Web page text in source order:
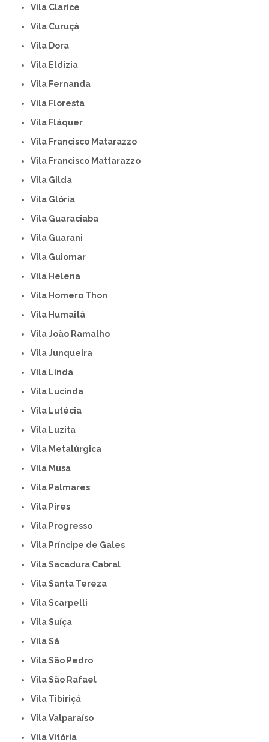
Vila Clarice
Vila Curuçá
Vila Dora
Vila Eldízia
Vila Fernanda
Vila Floresta
Vila Fláquer
Vila Francisco Matarazzo
Vila Francisco Mattarazzo
Vila Gilda
Vila Glória
Vila Guaraciaba
Vila Guarani
Vila Guiomar
Vila Helena
Vila Homero Thon
Vila Humaitá
Vila João Ramalho
Vila Junqueira
Vila Linda
Vila Lucinda
Vila Lutécia
Vila Luzita
Vila Metalúrgica
Vila Musa
Vila Palmares
Vila Pires
Vila Progresso
Vila Príncipe de Gales
Vila Sacadura Cabral
Vila Santa Tereza
Vila Scarpelli
Vila Suíça
Vila Sá
Vila São Pedro
Vila São Rafael
Vila Tibiriçá
Vila Valparaíso
Vila Vitória